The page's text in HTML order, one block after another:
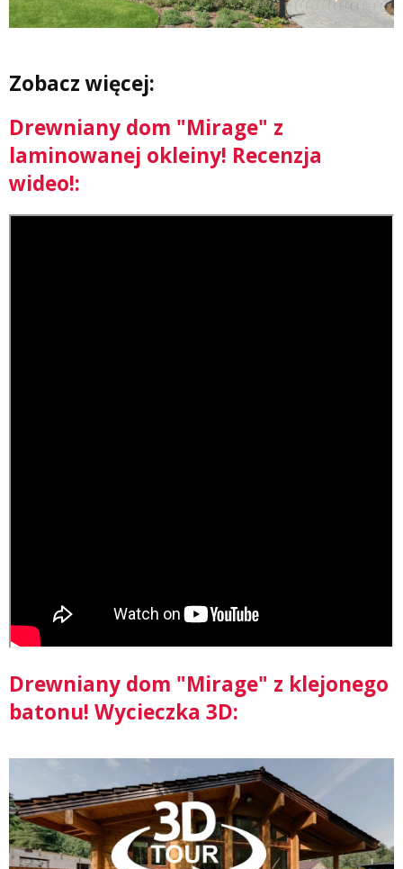
Zobacz więcej:
Drewniany dom "Mirage" z
laminowanej okleiny! Recenzja
wideo!:
Drewniany dom "Mirage" z klejonego
batonu! Wycieczka 3D: